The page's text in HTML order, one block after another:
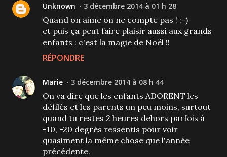
Unknown 3 décembre 2014 à 01 h 28
Quand on aime on ne compte pas ! :-)
et puis ça peut faire plaisir aussi aux grands
enfants : c'est la magie de Noël !!
RÉPONDRE
Marie 3 décembre 2014 à 08 h 44
On va dire que les enfants ADORENT les
défilés et les parents un peu moins, surtout
quand tu restes 2 heures dehors parfois à
-10, -20 degrés ressentis pour voir
quasiment la même chose que l'année
précédente.